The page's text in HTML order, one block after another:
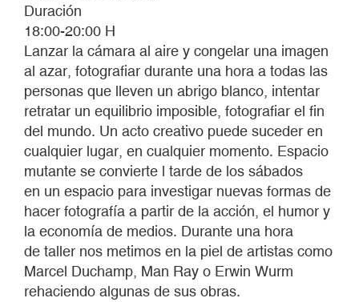
Duración
18:00-20:00 H
Lanzar la cámara al aire y congelar una imagen
al azar, fotografiar durante una hora a todas las
personas que lleven un abrigo blanco, intentar
retratar un equilibrio imposible, fotografiar el fin
del mundo. Un acto creativo puede suceder en
cualquier lugar, en cualquier momento. Espacio
mutante se convierte l tarde de los sábados
en un espacio para investigar nuevas formas de
hacer fotografía a partir de la acción, el humor y
la economía de medios. Durante una hora
de taller nos metimos en la piel de artistas como
Marcel Duchamp, Man Ray o Erwin Wurm
rehaciendo algunas de sus obras.